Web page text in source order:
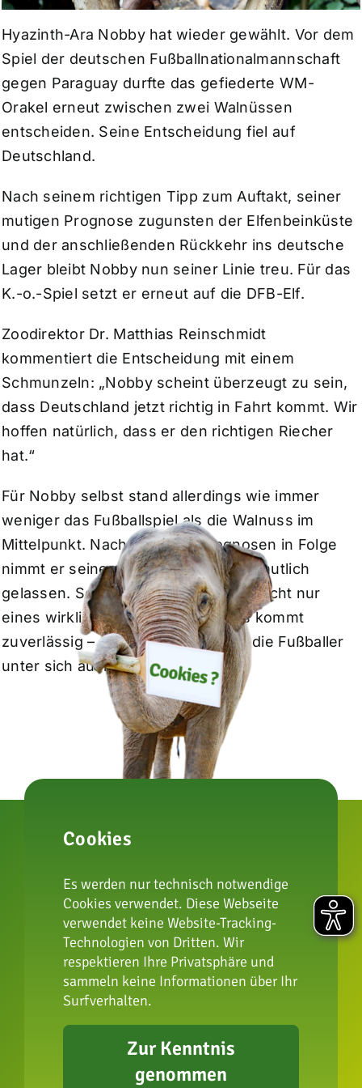
Hyazinth-Ara Nobby hat wieder gewählt. Vor dem
Spiel der deutschen Fußballnationalmannschaft
gegen Paraguay durfte das gefiederte WM-
Orakel erneut zwischen zwei Walnüssen
entscheiden. Seine Entscheidung fiel auf
Deutschland.
Nach seinem richtigen Tipp zum Auftakt, seiner
mutigen Prognose zugunsten der Elfenbeinküste
und der anschließenden Rückkehr ins deutsche
Lager bleibt Nobby nun seiner Linie treu. Für das
K.-o.-Spiel setzt er erneut auf die DFB-Elf.
Zoodirektor Dr. Matthias Reinschmidt
kommentiert die Entscheidung mit einem
Schmunzeln: „Nobby scheint überzeugt zu sein,
dass Deutschland jetzt richtig in Fahrt kommt. Wir
hoffen natürlich, dass er den richtigen Riecher
hat.“
Für Nobby selbst stand allerdings wie immer
weniger das Fußballspiel als die Walnuss im
Mittelpunkt. Nach zwei Fehlprognosen in Folge
nimmt er seinen Expertenstatus vermutlich
gelassen. Schließlich ist aus seiner Sicht nur
eines wirklich wichtig: Die Walnuss kommt
zuverlässig – alles andere müssen die Fußballer
unter sich ausmachen.
zur Artenschutzstiftung
Impressum
Datenschutz
Barrierefreiheit
Cookies
Es werden nur technisch notwendige
Cookies verwendet. Diese Webseite
verwendet keine Website-Tracking-
Technologien von Dritten. Wir
respektieren Ihre Privatsphäre und
sammeln keine Informationen über Ihr
Surfverhalten.
Zur Kenntnis
genommen